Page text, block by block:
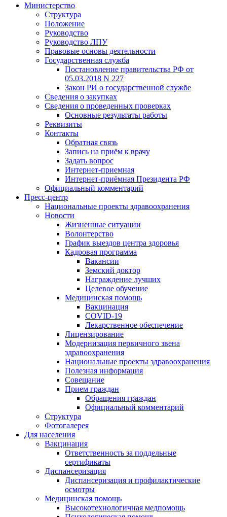
Министерство
Структура
Положение
Руководство
Руководство ЛПУ
Правовые основы деятельности
Государственная служба
Постановление правительства РФ от
05.03.2018 N 227
Закон РИ о государственной службе
Сведения о закупках
Сведения о проведенных проверках
Основные результаты работы
Реквизиты
Контакты
Обратная связь
Запись на приём к врачу
Задать вопрос
Интернет-приемная
Интернет-приёмная Президента РФ
Официальный комментарий
Пресс-центр
Национальные проекты здравоохранения
Новости
Жизненные ситуации
Волонтерство
График выездов центра здоровья
Кадровая программа
Вакансии
Земский доктор
Награждение лучших
Целевое обучение
Медицинская помощь
Вакцинация
COVID-19
Лекарственное обеспечение
Лицензирование
Модернизация первичного звена
здравоохранения
Национальные проекты здравоохранения
Полезная информация
Совещание
Прием граждан
Обращения граждан
Официальный комментарий
Структура
Фотогалерея
Для населения
Вакцинация
Ответственность за поддельные
сертификаты
Диспансеризация
Диспансеризация и профилактические
осмотры
Медицинская помощь
Высокотехнологичная медпомощь